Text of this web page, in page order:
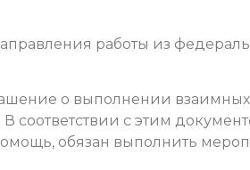
работы из
о выполнении
соответствии с этим
обязан выполнить